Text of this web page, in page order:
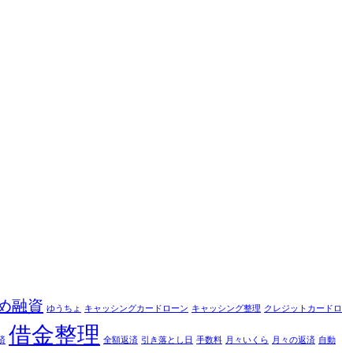
融資 ゆうちょ キャッシングカードローン キャッシング整理 クレジットカードロ
借金整理 全額返済 引き落とし日 手数料 月々いくら 月々の返済 自動